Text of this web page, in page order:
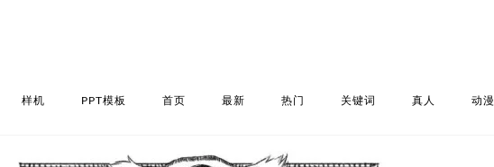
样机 PPT模板 首页 最新 热门 关键词 真人 动漫